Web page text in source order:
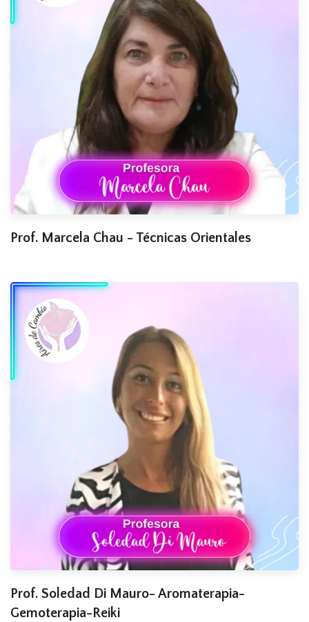
Prof. Marcela Chau - Técnicas Orientales
Prof. Soledad Di Mauro- Aromaterapia-
Gemoterapia-Reiki